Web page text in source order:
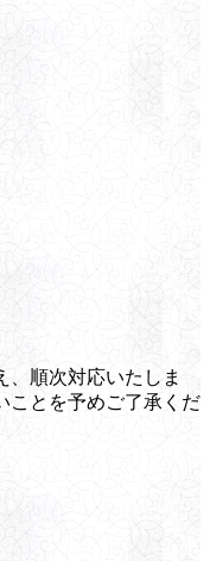
、順次対応いたしま
ことを予めご了承くだ